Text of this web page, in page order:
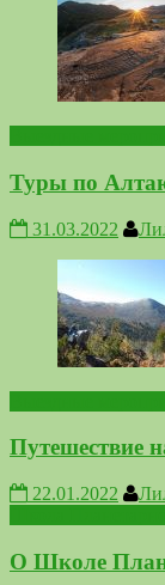
Туры по
31.03.2022
Путешествие
22.01.2022
О Школе